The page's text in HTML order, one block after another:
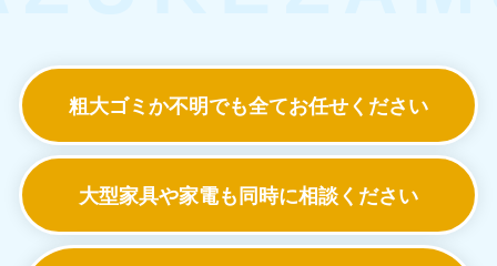
粗大ゴミか不明でも全てお任せください
大型家具や家電も同時に相談ください